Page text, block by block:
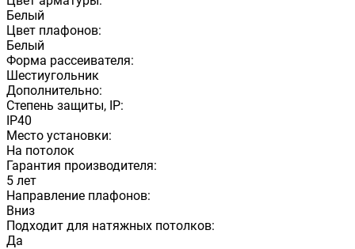
Белый
Цвет плафонов:
Белый
Форма рассеивателя:
Шестиугольник
Дополнительно:
Степень защиты, IP:
IP40
Место установки:
На потолок
Гарантия производителя:
5 лет
Направление плафонов:
Вниз
Подходит для натяжных потолков:
Да